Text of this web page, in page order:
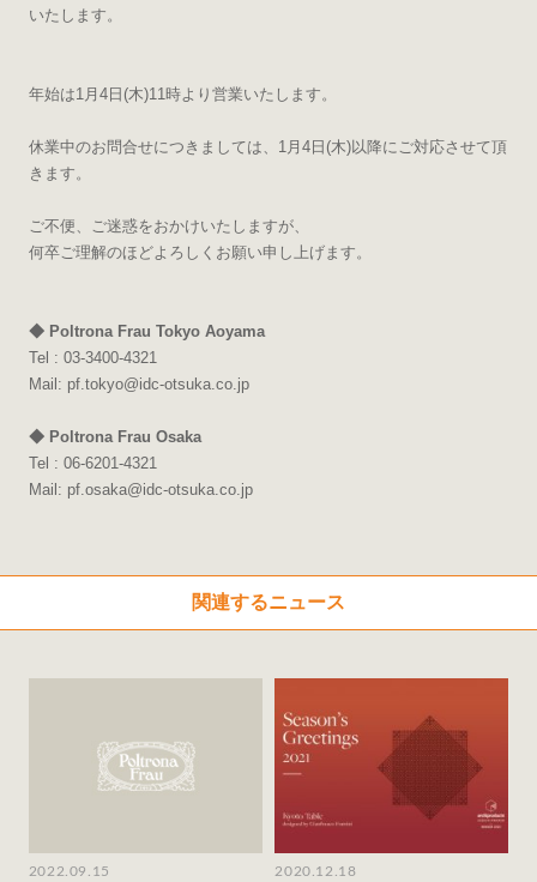
いたします。
年始は1月4日(木)11時より営業いたします。
休業中のお問合せにつきましては、1月4日(木)以降にご対応させて頂
きます。
ご不便、ご迷惑をおかけいたしますが、
何卒ご理解のほどよろしくお願い申し上げます。
◆ Poltrona Frau Tokyo Aoyama
Tel : 03-3400-4321
Mail: pf.tokyo@idc-otsuka.co.jp
◆ PoltronaFrau Osaka
Tel : 06-6201-4321
Mail: pf.osaka@idc-otsuka.co.jp
関連するニュース
2022.09.15 2020.12.18